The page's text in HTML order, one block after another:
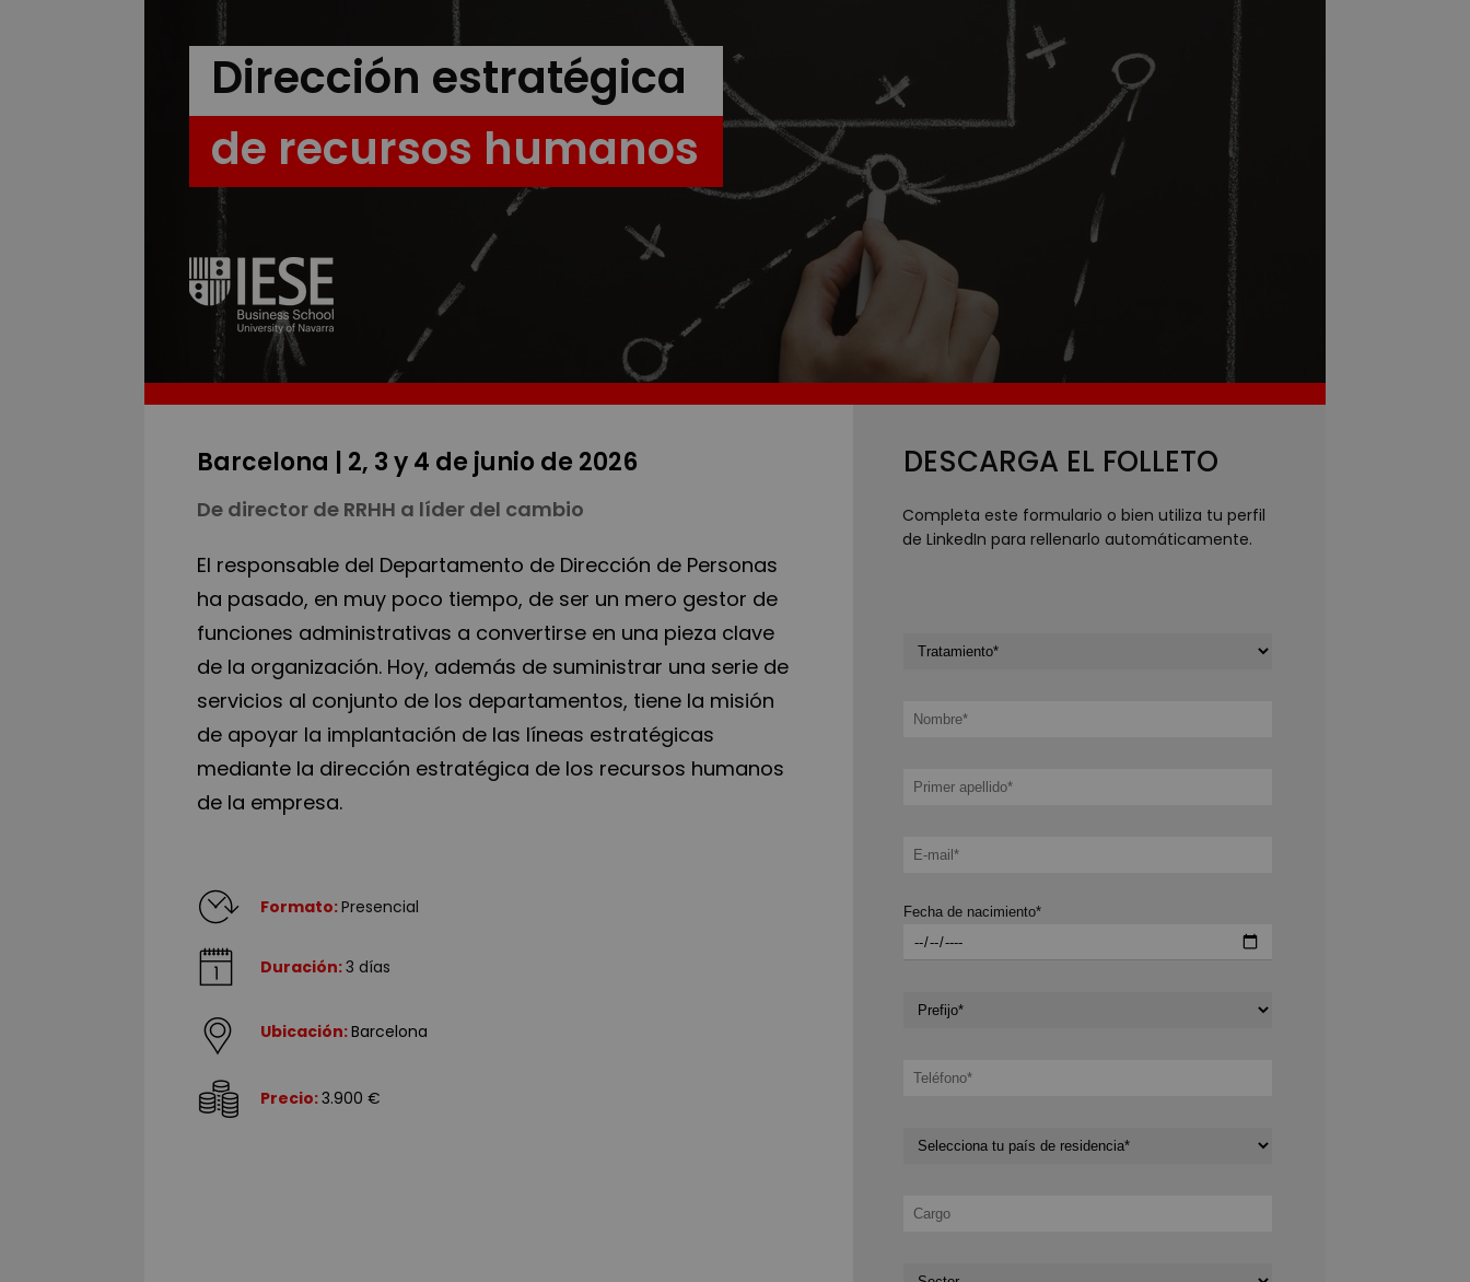
Fecha de nacimiento*
DESCARGA EL FOLLETO
Completa este formulario o bien utiliza tu perfil
de LinkedIn para rellenarlo automáticamente.
Dirección estratégica
de recursos humanos
Barcelona | 2, 3 y 4 de junio de 2026
De director de RRHH a líder del cambio
Formato:Presencial
Duración:3 días
Ubicación:Barcelona
Precio:3.900 €
El responsable del Departamento de Dirección de Personas
ha pasado, en muy poco tiempo, de ser un mero gestor de
funciones administrativas a convertirse en una pieza clave
de la organización. Hoy, además de suministrar una serie de
servicios al conjunto de los departamentos, tiene la misión
de apoyar la implantación de las líneas estratégicas
mediante la dirección estratégica de los recursos humanos
de la empresa.